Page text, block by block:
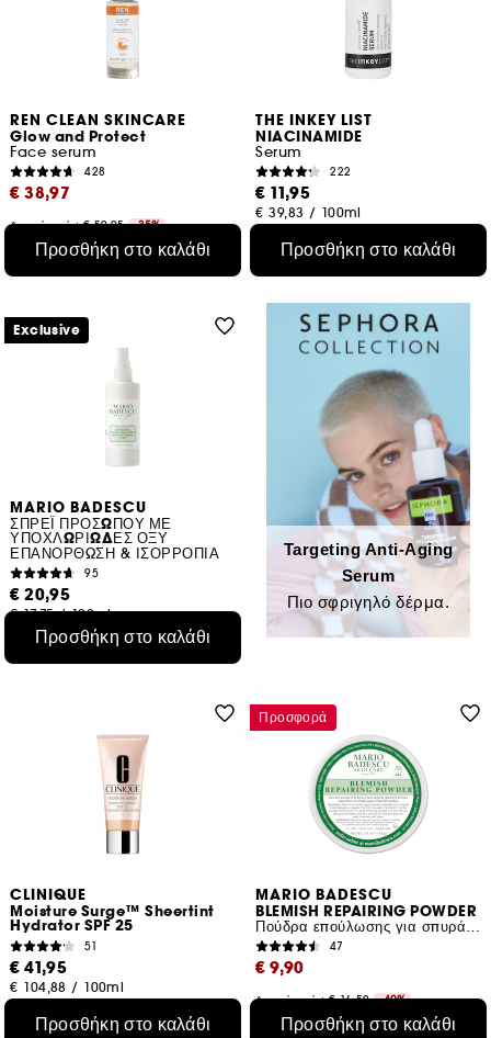
REN CLEAN SKINCARE
Glow and Protect
Face serum​
428
€ 38,97
Αρχική τιμή : € 59,95 -35%
€ 129,90 /100ml
Προσθήκη στο καλάθι
THE INKEY LIST
NIACINAMIDE
Serum
222
€ 11,95
€ 39,83 / 100ml
Προσθήκη στο καλάθι
MARIO BADESCU
ΣΠΡΕΪ ΠΡΟΣΩΠΟΥ ΜΕ
ΥΠΟΧΛΩΡΙΩΔΕΣ ΟΞΥ
ΕΠΑΝΟΡΘΩΣΗ & ΙΣΟΡΡΟΠΙΑ
95
€ 20,95
€ 17,75 /100ml
Προσθήκη στο καλάθι
Exclusive
Targeting Anti-Aging
Serum​
Πιο σφριγηλό δέρμα.
CLINIQUE
Moisture Surge™ Sheertint
Hydrator SPF 25
51
€ 41,95
€ 104,88 / 100ml
3 αποχρώσεις
Προσθήκη στο καλάθι
MARIO BADESCU
BLEMISH REPAIRING POWDER
Πούδρα επούλωσης για σπυράκια
47
€ 9,90
Αρχική τιμή : € 16,50 -40%
€ 70,71 /100g
Προσθήκη στο καλάθι
Προσφορά